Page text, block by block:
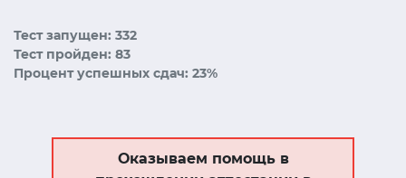
Тест запущен: 332
Тест пройден: 83
Процент успешных сдач: 23%
Оказываем помощь в